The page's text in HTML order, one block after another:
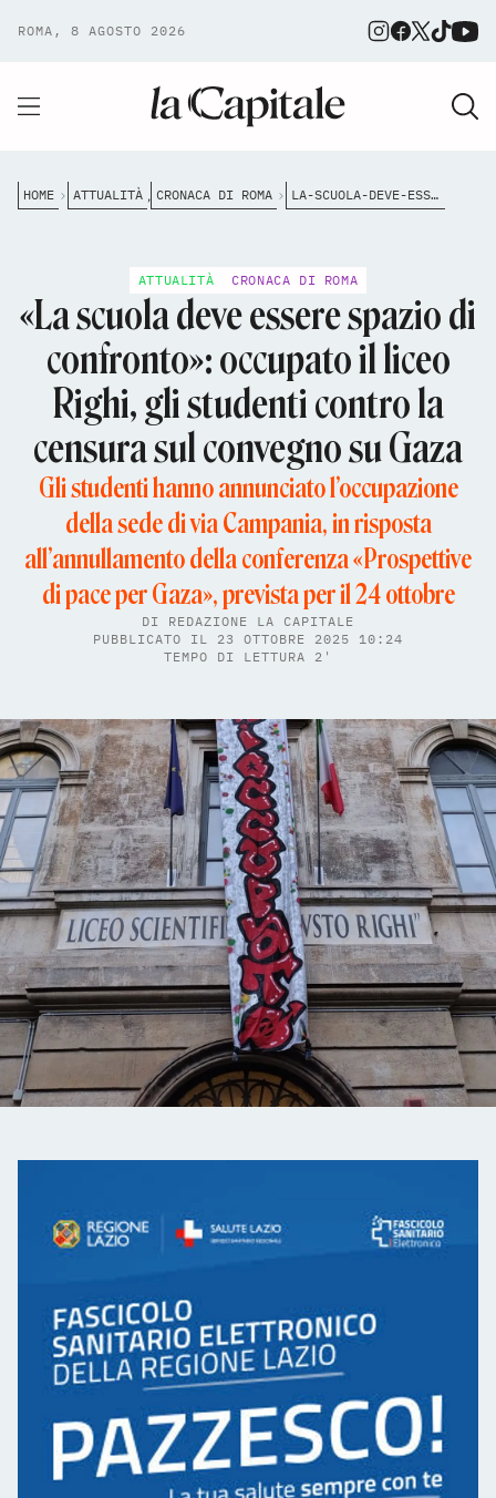
ROMA, 8 AGOSTO 2026
HOME ATTUALITÀ , CRONACA DI ROMA LA-SCUOLA-DEVE-ESSERE-SPAZIO-DI-CONFRONTO-OCCUPATO-IL-LICEO-RIGHI-GLI-STUDENTI-CONTRO-LA-CENSURA-SUL-CONVEGNO-SU-GAZA
ATTUALITÀ CRONACA DI ROMA
«La scuola deve essere spazio di
confronto»: occupato il liceo
Righi, gli studenti contro la
censura sul convegno su Gaza
Gli studenti hanno annunciato l’occupazione
della sede di via Campania, in risposta
all’annullamento della conferenza «Prospettive
di pace per Gaza», prevista per il 24 ottobre
DI REDAZIONE LA CAPITALE
PUBBLICATO IL 23 OTTOBRE 2025 10:24
TEMPO DI LETTURA 2'